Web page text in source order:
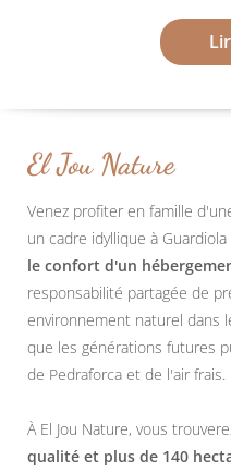
El Jou Nature
Venez profiter en famille
un cadre idyllique à
le confort d'un
responsabilité partagée de
environnement naturel dans
que les générations futures
de Pedraforca et de l'air frais.
À El Jou Nature, vous
qualité et plus de 140